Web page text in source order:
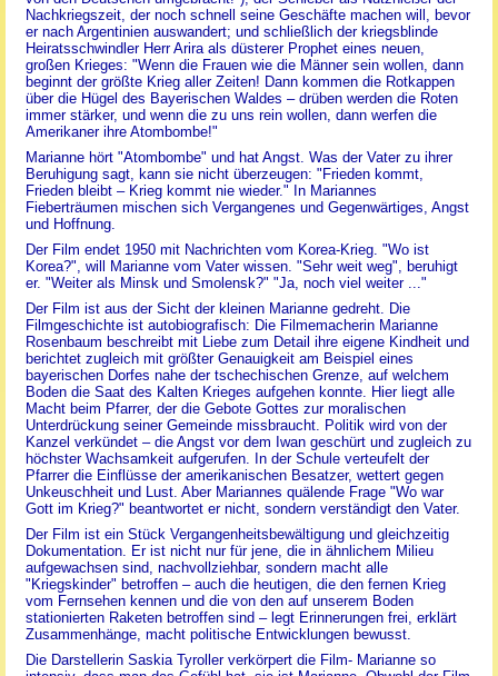
Nachkriegszeit, der noch schnell seine Geschäfte machen will, bevor
er nach Argentinien auswandert; und schließlich der kriegsblinde
Heiratsschwindler Herr Arira als düsterer Prophet eines neuen,
großen Krieges: "Wenn die Frauen wie die Männer sein wollen, dann
beginnt der größte Krieg aller Zeiten! Dann kommen die Rotkappen
über die Hügel des Bayerischen Waldes – drüben werden die Roten
immer stärker, und wenn die zu uns rein wollen, dann werfen die
Amerikaner ihre Atombombe!"
Marianne hört "Atombombe" und hat Angst. Was der Vater zu ihrer
Beruhigung sagt, kann sie nicht überzeugen: "Frieden kommt,
Frieden bleibt – Krieg kommt nie wieder." In Mariannes
Fieberträumen mischen sich Vergangenes und Gegenwärtiges, Angst
und Hoffnung.
Der Film endet 1950 mit Nachrichten vom Korea-Krieg. "Wo ist
Korea?", will Marianne vom Vater wissen. "Sehr weit weg", beruhigt
er. "Weiter als Minsk und Smolensk?" "Ja, noch viel weiter ..."
Der Film ist aus der Sicht der kleinen Marianne gedreht. Die
Filmgeschichte ist autobiografisch: Die Filmemacherin Marianne
Rosenbaum beschreibt mit Liebe zum Detail ihre eigene Kindheit und
berichtet zugleich mit größter Genauigkeit am Beispiel eines
bayerischen Dorfes nahe der tschechischen Grenze, auf welchem
Boden die Saat des Kalten Krieges aufgehen konnte. Hier liegt alle
Macht beim Pfarrer, der die Gebote Gottes zur moralischen
Unterdrückung seiner Gemeinde missbraucht. Politik wird von der
Kanzel verkündet – die Angst vor dem Iwan geschürt und zugleich zu
höchster Wachsamkeit aufgerufen. In der Schule verteufelt der
Pfarrer die Einflüsse der amerikanischen Besatzer, wettert gegen
Unkeuschheit und Lust. Aber Mariannes quälende Frage "Wo war
Gott im Krieg?" beantwortet er nicht, sondern verständigt den Vater.
Der Film ist ein Stück Vergangenheitsbewältigung und gleichzeitig
Dokumentation. Er ist nicht nur für jene, die in ähnlichem Milieu
aufgewachsen sind, nachvollziehbar, sondern macht alle
"Kriegskinder" betroffen – auch die heutigen, die den fernen Krieg
vom Fernsehen kennen und die von den auf unserem Boden
stationierten Raketen betroffen sind – legt Erinnerungen frei, erklärt
Zusammenhänge, macht politische Entwicklungen bewusst.
Die Darstellerin Saskia Tyroller verkörpert die Film- Marianne so